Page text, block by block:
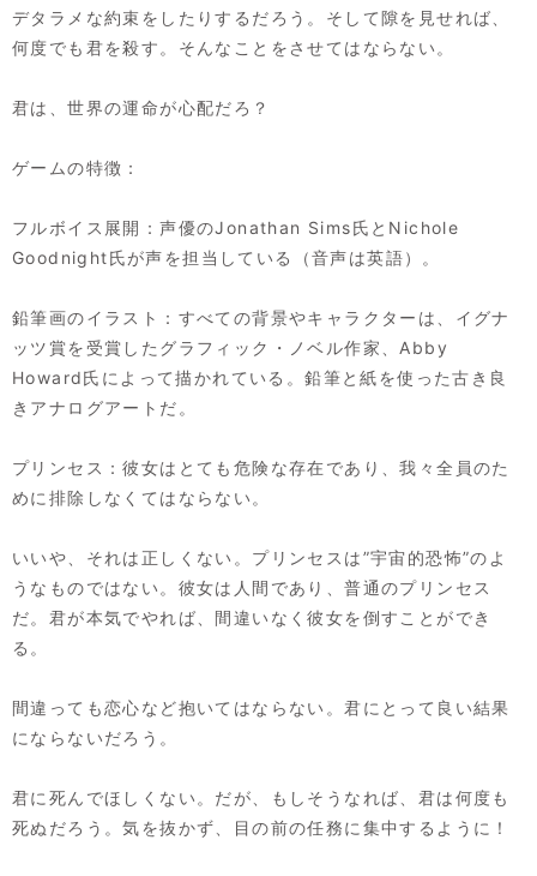
デタラメな約束をしたりするだろう。そして隙を見せれば、
何度でも君を殺す。そんなことをさせてはならない。
君は、世界の運命が心配だろ？
ゲームの特徴：
フルボイス展開：声優のJonathan Sims氏とNichole
Goodnight氏が声を担当している（音声は英語）。
鉛筆画のイラスト：すべての背景やキャラクターは、イグナ
ッツ賞を受賞したグラフィック・ノベル作家、Abby
Howard氏によって描かれている。鉛筆と紙を使った古き良
きアナログアートだ。
プリンセス：彼女はとても危険な存在であり、我々全員のた
めに排除しなくてはならない。
いいや、それは正しくない。プリンセスは”宇宙的恐怖”のよ
うなものではない。彼女は人間であり、普通のプリンセス
だ。君が本気でやれば、間違いなく彼女を倒すことができ
る。
間違っても恋心など抱いてはならない。君にとって良い結果
にならないだろう。
君に死んでほしくない。だが、もしそうなれば、君は何度も
死ぬだろう。気を抜かず、目の前の任務に集中するように！